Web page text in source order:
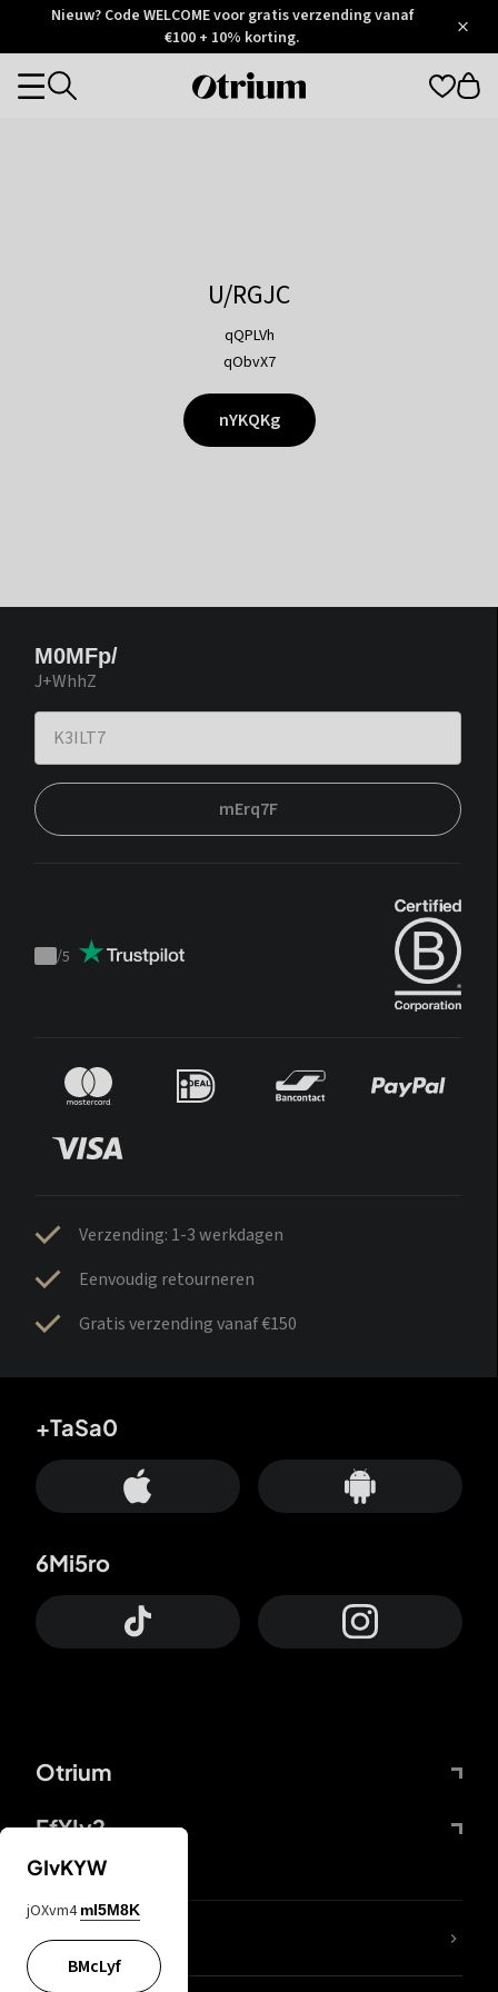
Otrium
Trustpilot
Nieuw? Code WELCOME voor gratis verzending vanaf
€100 + 10% korting.
Otrium
Categories
U/RGJC
qQPLVh
qObvX7
nYKQKg
M0MFp/
J+WhhZ
mErq7F
Trustpilot
/5
Verzending: 1-3 werkdagen
Eenvoudig retourneren
Gratis verzending vanaf €150
Otrium
FfYIy2
+TaSa0
6Mi5ro
ZbBJcb
GIvKYW
jOXvm4 mI5M8K
BMcLyf